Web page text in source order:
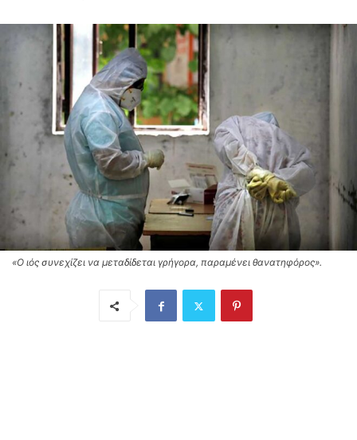
«Ο ιός συνεχίζει να μεταδίδεται γρήγορα, παραμένει θανατηφόρος».